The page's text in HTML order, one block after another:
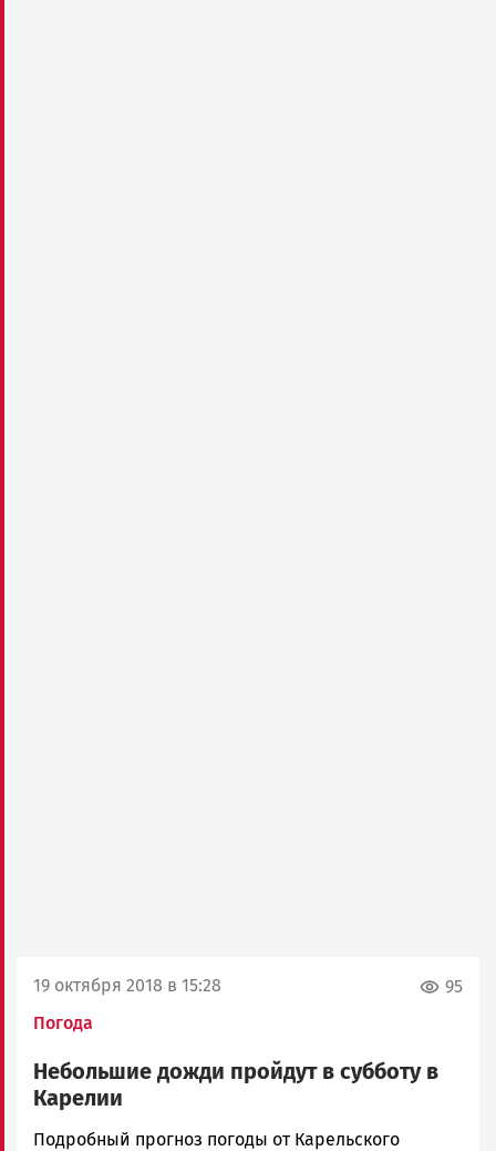
19 октября 2018 в 15:28
Погода
95
Небольшие дожди пройдут в субботу в
Карелии
Юрий
Подробный прогноз погоды от Карельского